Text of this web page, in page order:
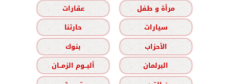
مرأة و طفل
عقارات
سيارات
حارتنا
الأحزاب
بنوك
البرلمان
ألبــوم الزمــان